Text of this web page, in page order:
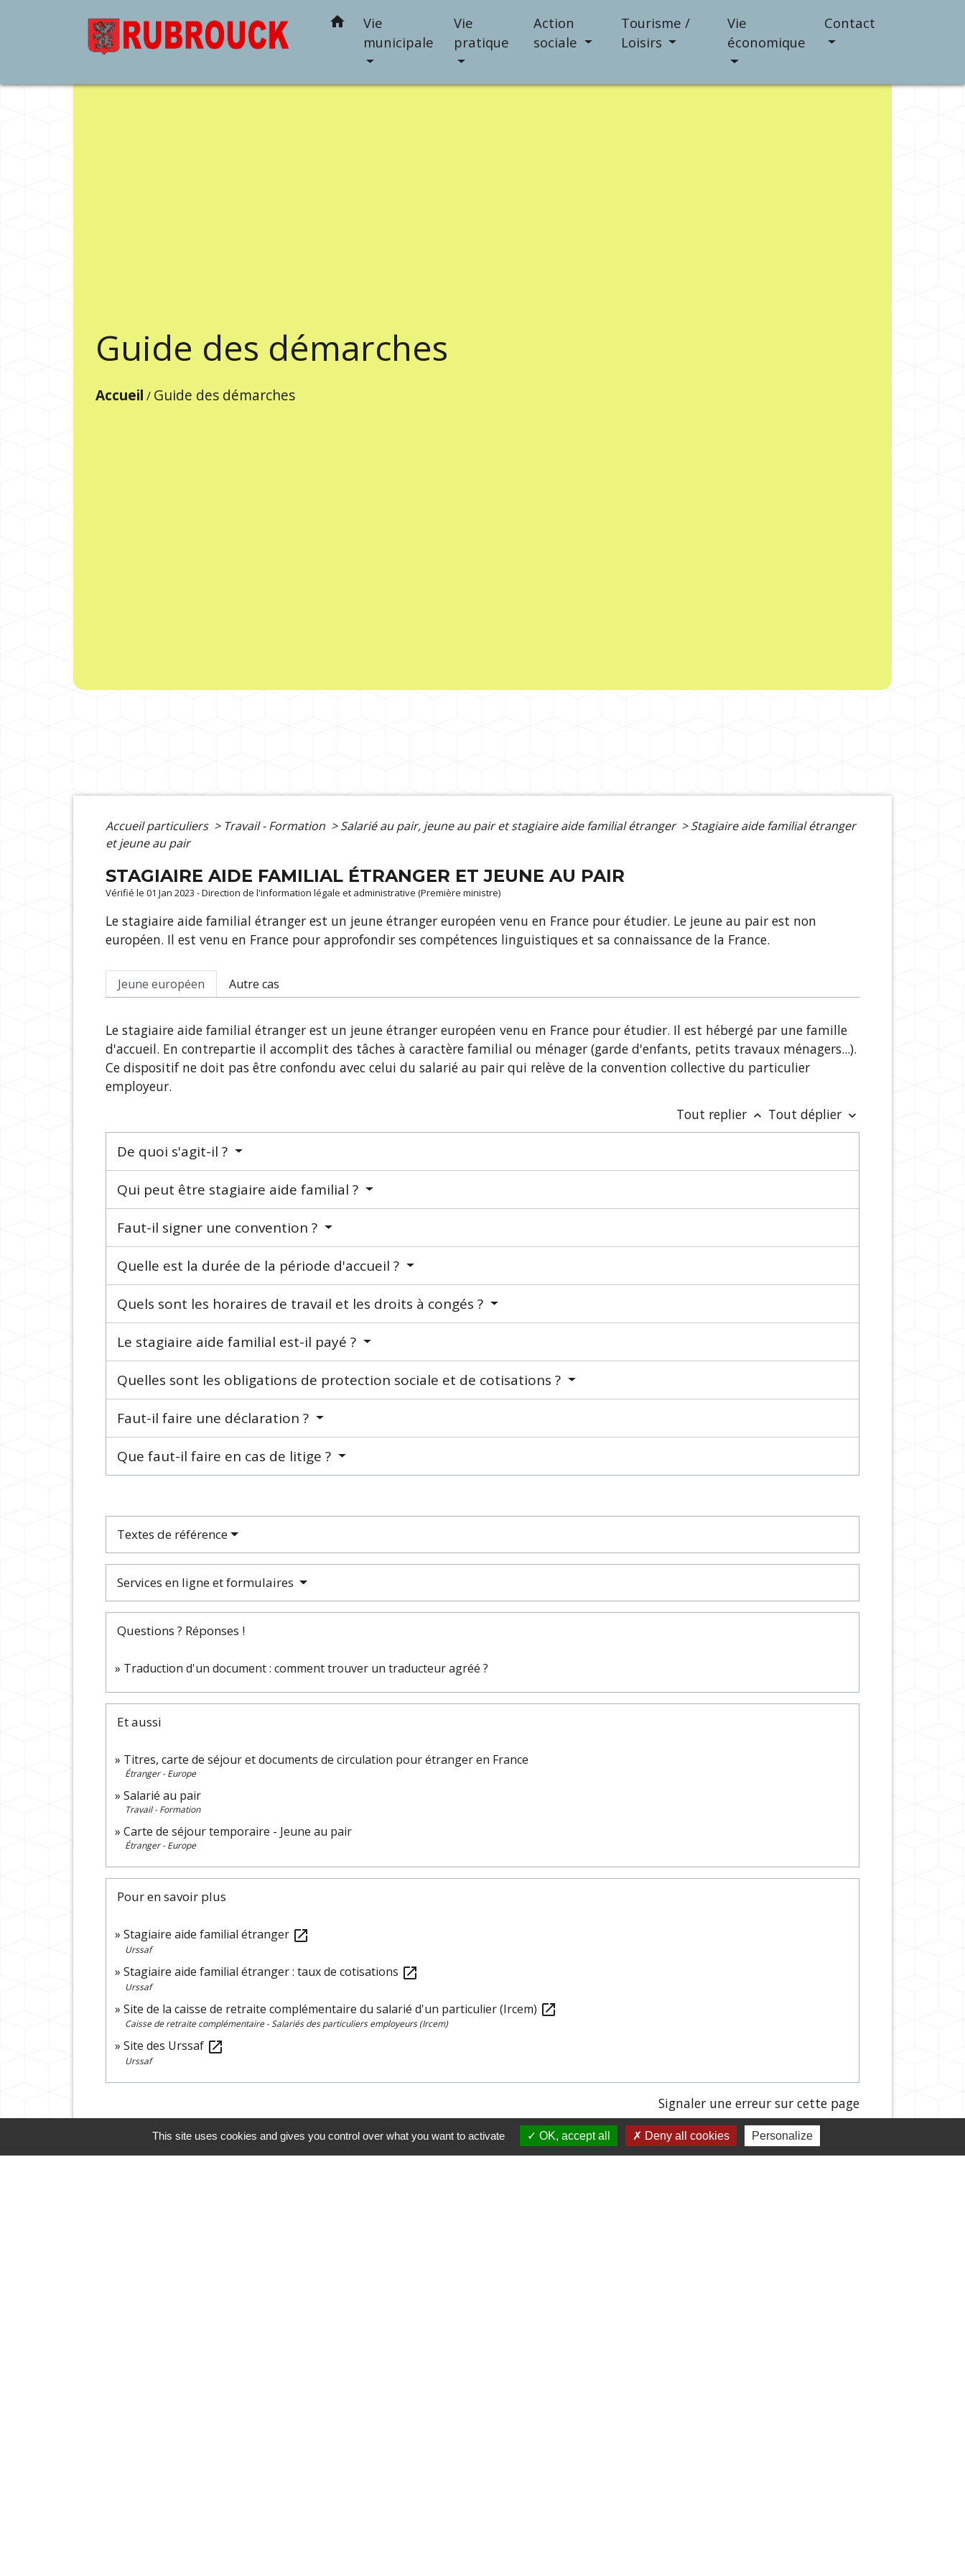
home
Vie
municipale
Vie
pratique
Action
sociale
Tourisme /
Loisirs
Vie
économique
Contact
Guide des démarches
Accueil / Guide des démarches
Accueil particuliers > Travail - Formation > Salarié au pair, jeune au pair et stagiaire aide familial étranger > Stagiaire aide familial étranger
et jeune au pair
STAGIAIRE AIDE FAMILIAL ÉTRANGER ET JEUNE AU PAIR
Vérifié le 01 Jan 2023 - Direction de l'information légale et administrative (Première ministre)
Le stagiaire aide familial étranger est un jeune étranger européen venu en France pour étudier. Le jeune au pair est non
européen. Il est venu en France pour approfondir ses compétences linguistiques et sa connaissance de la France.
Jeune européen Autre cas
Le stagiaire aide familial étranger est un jeune étranger européen venu en France pour étudier. Il est hébergé par une famille
d'accueil. En contrepartie il accomplit des tâches à caractère familial ou ménager (garde d'enfants, petits travaux ménagers...).
Ce dispositif ne doit pas être confondu avec celui du salarié au pair qui relève de la convention collective du particulier
employeur.
Tout replier keyboard_arrow_up Tout déplier keyboard_arrow_down
De quoi s'agit-il ?
Qui peut être stagiaire aide familial ?
Faut-il signer une convention ?
Quelle est la durée de la période d'accueil ?
Quels sont les horaires de travail et les droits à congés ?
Le stagiaire aide familial est-il payé ?
Quelles sont les obligations de protection sociale et de cotisations ?
Faut-il faire une déclaration ?
Que faut-il faire en cas de litige ?
Textes de référence
Services en ligne et formulaires
Questions ? Réponses !
Traduction d'un document : comment trouver un traducteur agréé ?
Et aussi
Titres, carte de séjour et documents de circulation pour étranger en France
Étranger - Europe
Salarié au pair
Travail - Formation
Carte de séjour temporaire - Jeune au pair
Étranger - Europe
Pour en savoir plus
Stagiaire aide familial étranger open_in_new
Urssaf
Stagiaire aide familial étranger : taux de cotisations open_in_new
Urssaf
Site de la caisse de retraite complémentaire du salarié d'un particulier (Ircem) open_in_new
Caisse de retraite complémentaire - Salariés des particuliers employeurs (Ircem)
Site des Urssaf open_in_new
Urssaf
Signaler une erreur sur cette page
This site uses cookies and gives you control over what you want to activate OK, accept all Deny all cookies Personalize